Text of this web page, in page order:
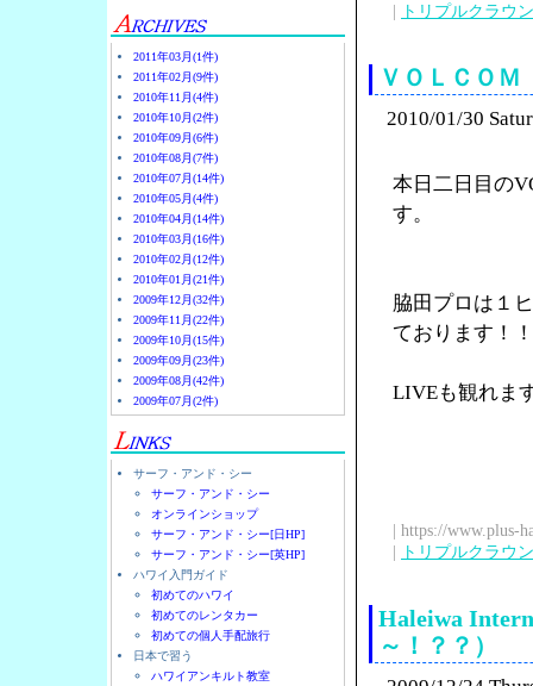
2011年03月(1件)
2011年02月(9件)
2010年11月(4件)
2010年10月(2件)
2010年09月(6件)
2010年08月(7件)
2010年07月(14件)
2010年05月(4件)
2010年04月(14件)
2010年03月(16件)
2010年02月(12件)
2010年01月(21件)
2009年12月(32件)
2009年11月(22件)
2009年10月(15件)
2009年09月(23件)
2009年08月(42件)
2009年07月(2件)
サーフ・アンド・シー
サーフ・アンド・シー
オンラインショップ
サーフ・アンド・シー[日HP]
サーフ・アンド・シー[英HP]
ハワイ入門ガイド
初めてのハワイ
初めてのレンタカー
初めての個人手配旅行
日本で習う
ハワイアンキルト教室
|
トリプルクラウ
ＶＯＬＣＯ
2010/01/30
本日二日目の
す。
脇田プロは１
ております！！
LIVEも観れま
| https://www.plus-
|
トリプルクラウ
Haleiwa
～！？？）